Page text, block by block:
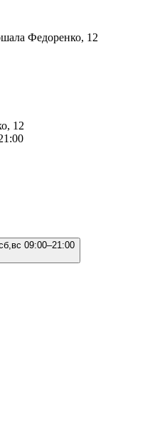
Федоренко, 12
12
09:00–21:00